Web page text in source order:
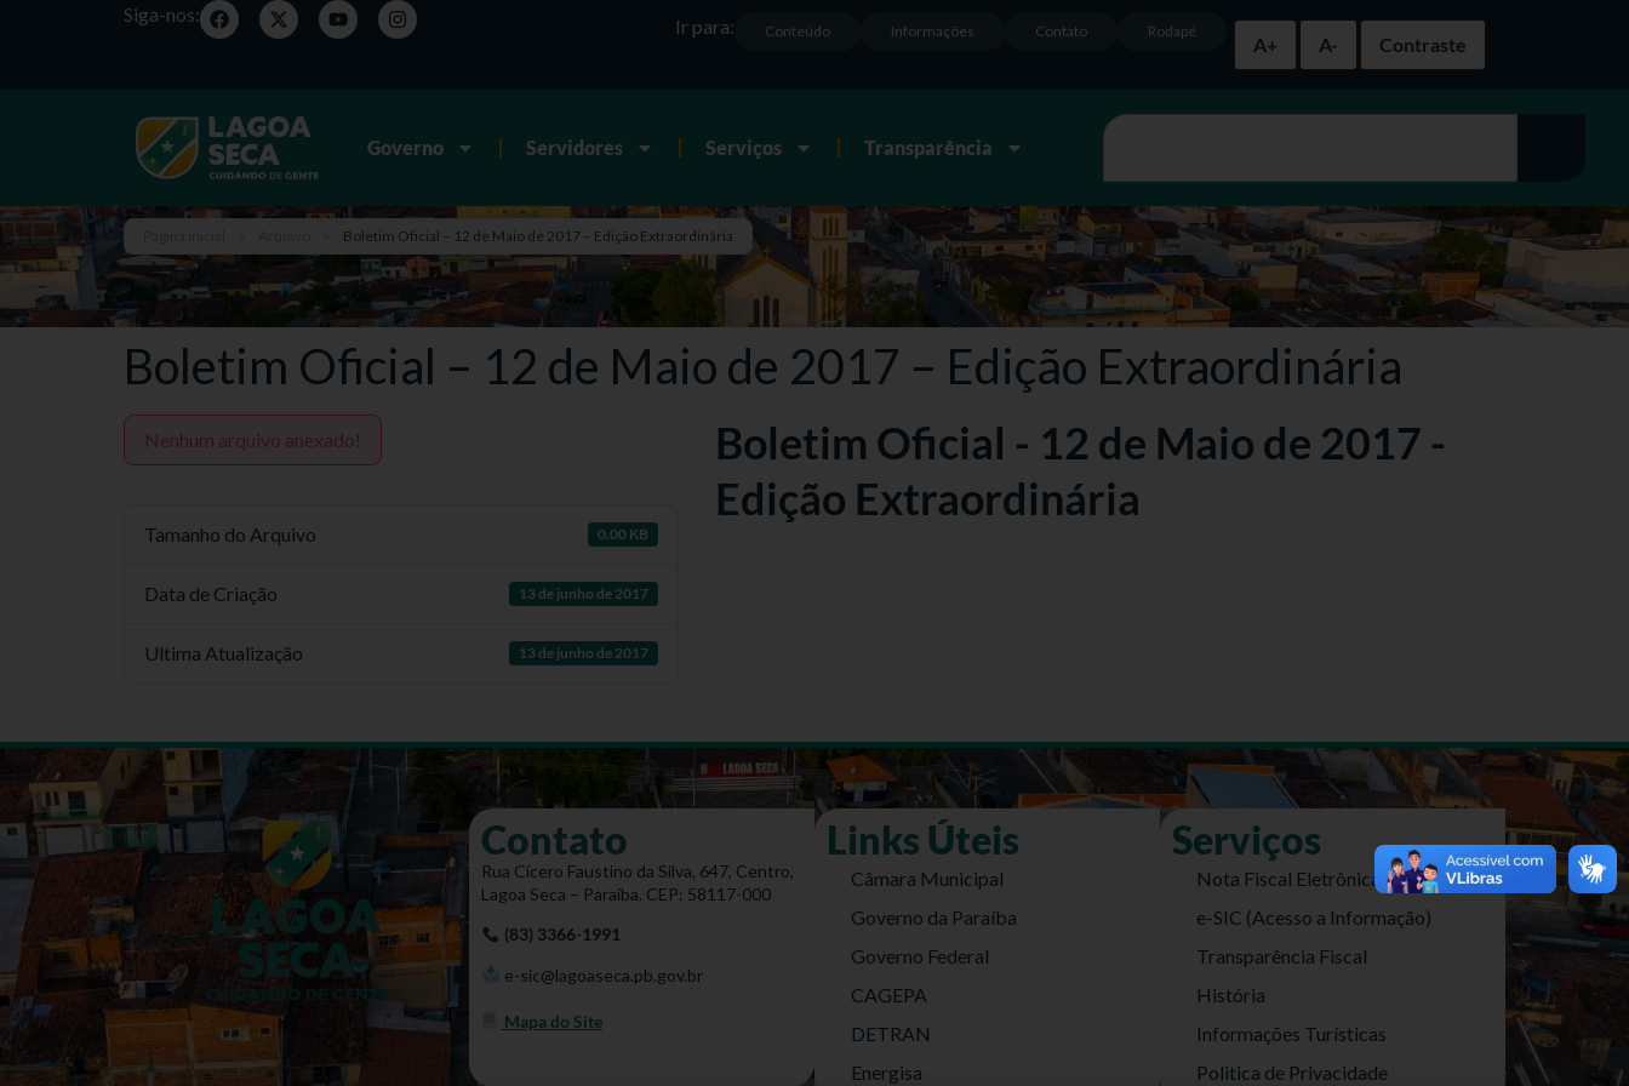
Siga-nos:
A+
A- Contraste
Rodapé
Contato
Informações
Conteúdo
Ir para:
Governo Servidores Serviços Transparência
Boletim Oficial – 12 de Maio de 2017 – Edição Extraordinária
Boletim Oficial – 12 de Maio de 2017 – Edição Extraordinária
Nenhum arquivo anexado!
Tamanho do Arquivo 0.00 KB
Data de Criação 13 de junho de 2017
Ultima Atualização 13 de junho de 2017
Boletim Oficial - 12 de Maio de 2017 -
Edição Extraordinária
Contato
Rua Cícero Faustino da Silva, 647, Centro,
Lagoa Seca – Paraíba. CEP: 58117-000
(83) 3366-1991
e-sic@lagoaseca.pb.gov.br
Mapa do Site
Links Úteis
Câmara Municipal
Governo da Paraíba
Governo Federal
CAGEPA
DETRAN
Energisa
Serviços
Nota Fiscal Eletrônica
e-SIC (Acesso a Informação)
Transparência Fiscal
História
Informações Turísticas
Politica de Privacidade